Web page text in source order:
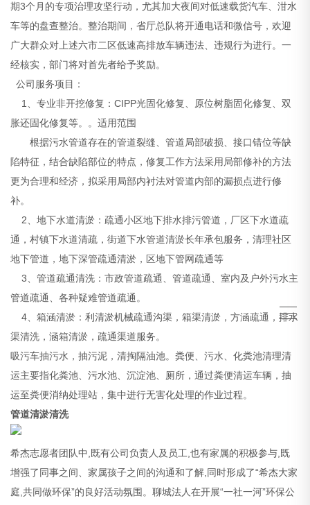
期3个月的专项治理攻坚行动，尤其加大夜间对低速载货汽车、泔水
车等的盘查整治。整治期间，省厅总队将开通电话和微信号，欢迎
广大群众对上述六市二区低速高排放车辆违法、违规行为进行。一
经核实，部门将对首先者给予奖励。
公司服务项目：
1、专业非开挖修复：CIPP光固化修复、原位树脂固化修复、双
胀还固化修复等。。适用范围
根据污水管道存在的管道裂缝、管道局部破损、接口错位等缺
陷特征，结合缺陷部位的特点，修复工作方法采用局部修补的方法
更为合理和经济，拟采用局部内衬法对管道内部的漏损点进行修
补。
2、地下水道清淤：疏通小区地下排水排污管道，厂区下水道疏
通，村镇下水道清疏，街道下水管道清淤长年承包服务，清理社区
地下管道，地下深管疏通清淤，区地下管网疏通等
3、管道疏通清洗：市政管道疏通、管道疏通、室内及户外污水主
管道疏通、各种疑难管道疏通。
4、箱涵清淤：利清淤机械疏通沟渠，箱渠清淤，方涵疏通，排水
渠清洗，涵箱清淤，疏通渠道服务。
吸污车抽污水，抽污泥，清掏隔油池。粪便、污水、化粪池清理清
运主要指化粪池、污水池、沉淀池、厕所，通过粪便清运车辆，抽
运至粪便消纳处理站，集中进行无害化处理的作业过程。
管道清淤清洗
希杰志愿者团队中,既有公司负责人及员工,也有家属的积极参与,既
增强了同事之间、家属孩子之间的沟通和了解,同时形成了“希杰大家
庭,共同做环保”的良好活动氛围。聊城法人在开展“一社一河”环保公